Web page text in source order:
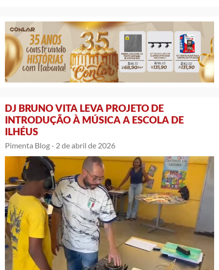
DJ BRUNO VITA LEVA PROJETO DE
INTRODUÇÃO À MÚSICA A ESCOLA DE
ILHÉUS
Pimenta Blog - 2 de abril de 2026